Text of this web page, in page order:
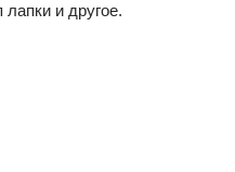
и другое.